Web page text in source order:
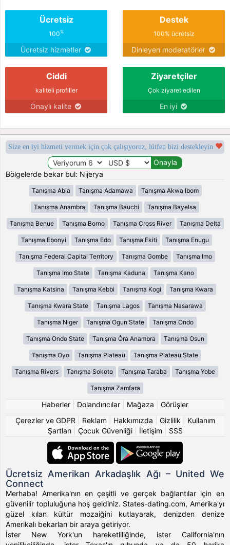
Ücretsiz
100%
Ücretsiz hizmetler
Destek
100% ücretsiz
Dinleyen moderatörler
Ciddi
kaliteli profiller
Onaylı kalite
Ziyaretçiler
Çok ziyaret edilen
En iyi
Size en iyi hizmeti vermek için çok çalışıyoruz, lütfen bizi destekleyin
Bölgelerde bekar bul: Nijerya
Tanışma Abia Tanışma Adamawa Tanışma Akwa Ibom
Tanışma Anambra Tanışma Bauchi Tanışma Bayelsa
Tanışma Benue Tanışma Borno Tanışma Cross River Tanışma Delta
Tanışma Ebonyi Tanışma Edo Tanışma Ekiti Tanışma Enugu
Tanışma Federal Capital Territory Tanışma Gombe Tanışma Imo
Tanışma Imo State Tanışma Kaduna Tanışma Kano
Tanışma Katsina Tanışma Kebbi Tanışma Kogi Tanışma Kwara
Tanışma Kwara State Tanışma Lagos Tanışma Nasarawa
Tanışma Niger Tanışma Ogun State Tanışma Ondo
Tanışma Ondo State Tanışma Ȯra Anambra Tanışma Osun
Tanışma Oyo Tanışma Plateau Tanışma Plateau State
Tanışma Rivers Tanışma Sokoto Tanışma Taraba Tanışma Yobe
Tanışma Zamfara
Haberler Dolandırıcılar Mağaza
Görüşler
Çerezler ve GDPR
Reklam Hakkımızda Gizlilik
Kullanım
Şartları| Çocuk Güvenliği| İletişim SSS
Ücretsiz Amerikan Arkadaşlık Ağı – United We
Connect
Merhaba! Amerika'nın en çeşitli ve gerçek bağlantılar için en
güvenilir topluluğuna hoş geldiniz. States-dating.com, Amerika'yı
güzel kılan kültür mozaiğini kutlayarak, denizden denize
Amerikalı bekarları bir araya getiriyor.
İster New York'un hareketliliğinde, ister California'nın